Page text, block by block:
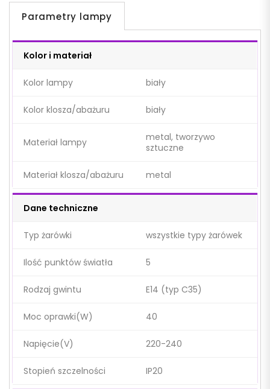
Parametry lampy
Kolor i materiał
Kolor lampy biały
Kolor klosza/abażuru biały
Materiał lampy
metal, tworzywo
sztuczne
Materiał klosza/abażuru metal
Dane techniczne
Typ żarówki wszystkie typy żarówek
Ilość punktów światła 5
Rodzaj gwintu E14 (typ C35)
Moc oprawki(W) 40
Napięcie(V) 220-240
Stopień szczelności IP20